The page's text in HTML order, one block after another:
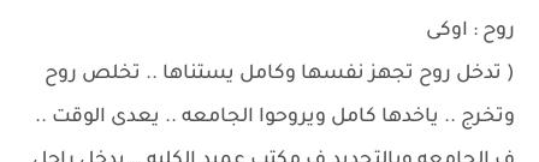
روح : اوكى
( تدخل روح تجهز نفسها وكامل يستناها .. تخلص روح
وتخرج .. ياخدها كامل ويروحوا الجامعه .. يعدى الوقت ..